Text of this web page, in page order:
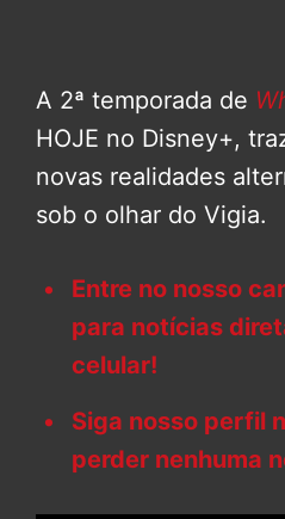
A 2ª temporada de
HOJE no Disney+,
novas realidades
sob o olhar do Vigia.
Entre no nosso
para notícias
celular!
Siga nosso perfil
perder nenhuma